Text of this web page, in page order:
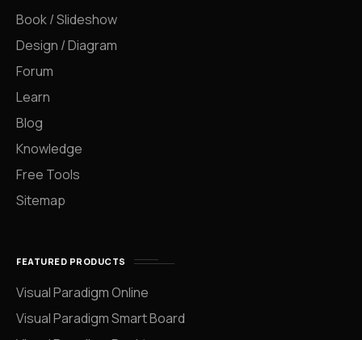
Book / Slideshow
Design / Diagram
Forum
Learn
Blog
Knowledge
Free Tools
Sitemap
FEATURED PRODUCTS
Visual Paradigm Online
Visual Paradigm Smart Board